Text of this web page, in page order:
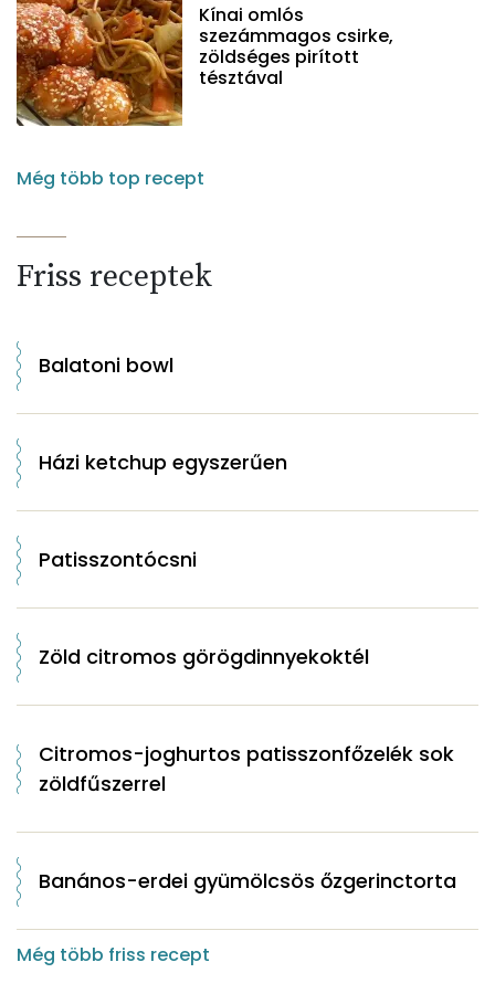
Kínai omlós
szezámmagos csirke,
zöldséges pirított
tésztával
Még több top recept
Friss receptek
Balatoni bowl
Házi ketchup egyszerűen
Patisszontócsni
Zöld citromos görögdinnyekoktél
Citromos-joghurtos patisszonfőzelék sok
zöldfűszerrel
Banános-erdei gyümölcsös őzgerinctorta
Még több friss recept